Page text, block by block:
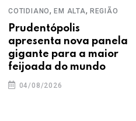
COTIDIANO,EM ALTA, REGIÃO
Prudentópolis
apresenta nova panela
gigante para a maior
feijoada do mundo
04/08/2026